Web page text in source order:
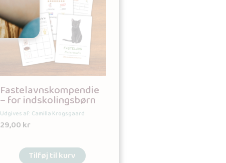
Fastelavnskompendie
– for indskolingsbørn
Udgives af: Camilla Krogsgaard
29,00kr
Tilføj til kurv